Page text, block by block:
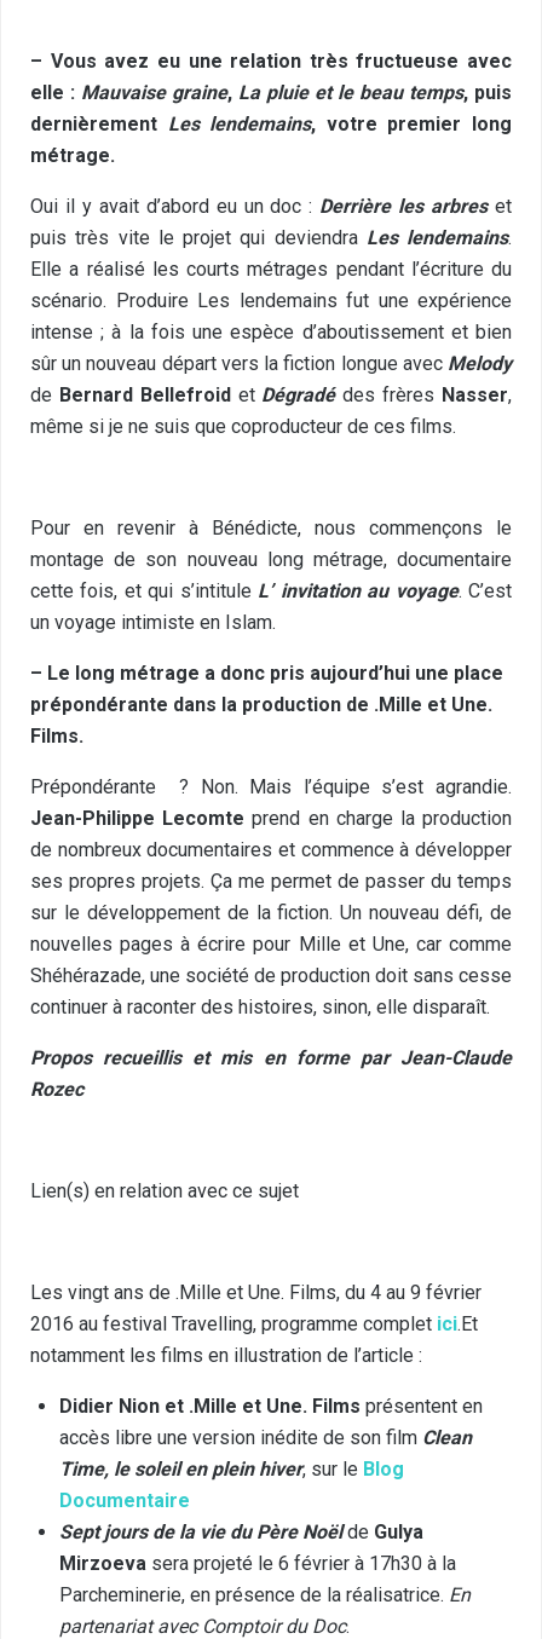
– Vous avez eu une relation très fructueuse avec
elle : Mauvaise graine, La pluie et le beau temps, puis
dernièrement Les lendemains, votre premier long
métrage.
Oui il y avait d’abord eu un doc : Derrière les arbreset
puis très vite le projet qui deviendra Les lendemains.
Elle a réalisé les courts métrages pendant l’écriture du
scénario. Produire Les lendemains fut une expérience
intense ; à la fois une espèce d’aboutissement et bien
sûr un nouveau départ vers la fiction longue avec Melody
de Bernard Bellefroidet Dégradédes frères Nasser,
même si je ne suis que coproducteur de ces films.
Pour en revenir à Bénédicte, nous commençons le
montage de son nouveau long métrage, documentaire
cette fois, et qui s’intitule L’ invitation au voyage. C’est
un voyage intimiste en Islam.
– Le long métrage a donc pris aujourd’hui une place
prépondérante dans la production de .Mille et Une.
Films.
Prépondérante ? Non. Mais l’équipe s’est agrandie.
Jean-Philippe Lecomte prend en charge la production
de nombreux documentaires et commence à développer
ses propres projets. Ça me permet de passer du temps
sur le développement de la fiction. Un nouveau défi, de
nouvelles pages à écrire pour Mille et Une, car comme
Shéhérazade, une société de production doit sans cesse
continuer à raconter des histoires, sinon, elle disparaît.
Propos recueillis et mis en forme par Jean-Claude
Rozec
Lien(s) en relation avec ce sujet
Les vingt ans de .Mille et Une. Films, du 4 au 9 février
2016 au festival Travelling, programme complet ici.Et
notamment les films en illustration de l’article :
Didier Nion et .Mille et Une. Films présentent en
accès libre une version inédite de son film Clean
Time, le soleil en plein hiver, sur le Blog
Documentaire
Sept jours de la vie du Père Noëlde Gulya
Mirzoeva sera projeté le 6 février à 17h30 à la
Parcheminerie, en présence de la réalisatrice. En
partenariat avec Comptoir du Doc.